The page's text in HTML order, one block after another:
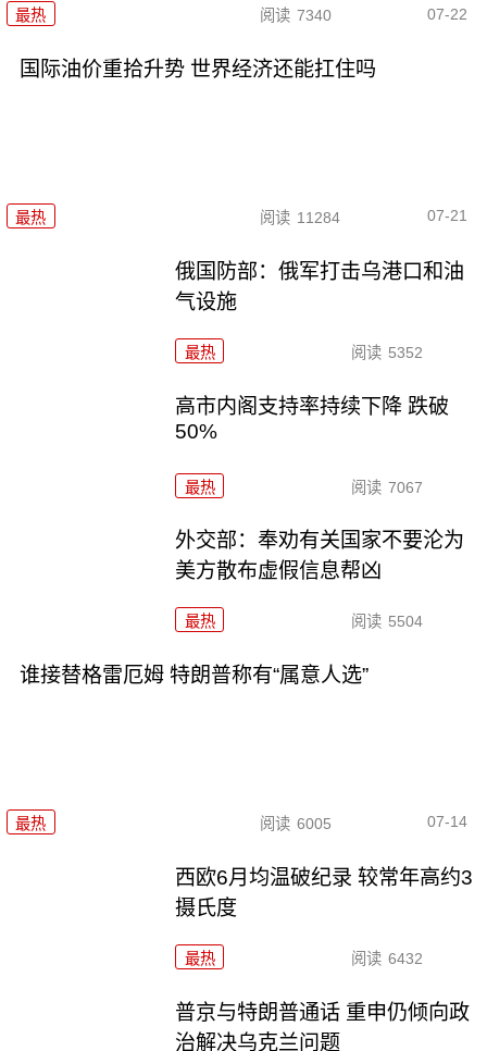
最热 阅读 7340 07-22
国际油价重拾升势 世界经济还能扛住吗
最热 阅读 11284 07-21
俄国防部：俄军打击乌港口和油
气设施
最热 阅读 5352
高市内阁支持率持续下降 跌破
50%
最热 阅读 7067
外交部：奉劝有关国家不要沦为
美方散布虚假信息帮凶
最热 阅读 5504
谁接替格雷厄姆 特朗普称有“属意人选”
最热 阅读 6005 07-14
西欧6月均温破纪录 较常年高约3
摄氏度
最热 阅读 6432
普京与特朗普通话 重申仍倾向政
治解决乌克兰问题